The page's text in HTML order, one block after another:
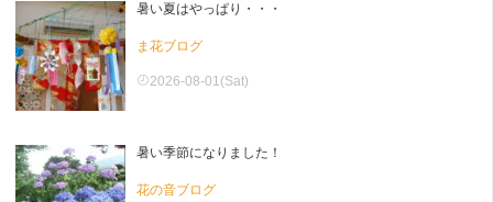
暑い夏はやっぱり・・・
ま花ブログ
2026-08-01(Sat)
暑い季節になりました！
花の音ブログ